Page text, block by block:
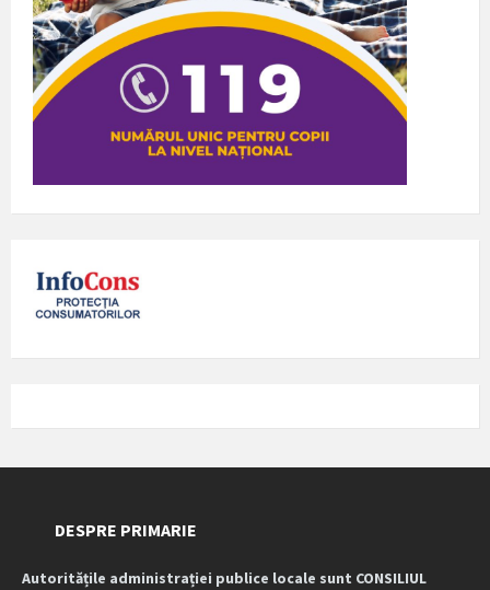
DESPRE PRIMARIE
Autoritățile administrației publice locale sunt CONSILIUL